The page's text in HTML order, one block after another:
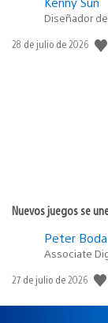
Diseñador
Fecha
28 de julio de 2026
Nuevos juegos se
Peter Boda
Associate
Fecha
publicación:
27 de julio de 2026